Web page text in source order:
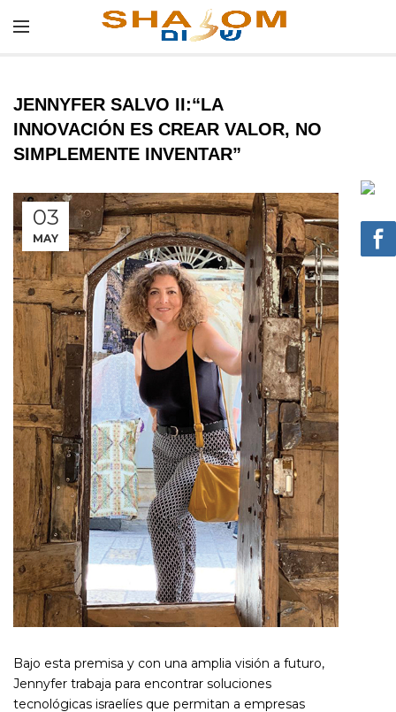
JENNYFER SALVO II:“LA
INNOVACIÓN ES CREAR VALOR, NO
SIMPLEMENTE INVENTAR”
03
MAY
Bajo esta premisa y con una amplia visión a futuro,
Jennyfer trabaja para encontrar soluciones
tecnológicas israelíes que permitan a empresas